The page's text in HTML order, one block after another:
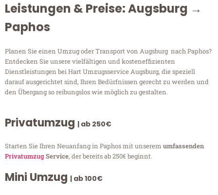
Leistungen & Preise: Augsburg →
Paphos
Planen Sie einen Umzug oder Transport von Augsburg nach Paphos?
Entdecken Sie unsere vielfältigen und kosteneffizienten
Dienstleistungen bei Hart Umzugsservice Augsburg, die speziell
darauf ausgerichtet sind, Ihren Bedürfnissen gerecht zu werden und
den Übergang so reibungslos wie möglich zu gestalten.
Privatumzug | ab 250€
Starten Sie Ihren Neuanfang in Paphos mit unserem umfassenden
PrivatumzugService, der bereits ab 250€ beginnt.
Mini Umzug | ab 100€